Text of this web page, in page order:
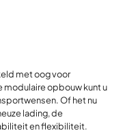
met oog voor
modulaire opbouw kunt u
Of het nu
lading, de
en flexibiliteit.